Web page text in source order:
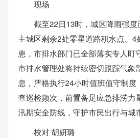
现场
截至22日13时，城区降雨强
主城区剩余2处零星道路积水点、
患，市排水部门已全部落实专人盯
市排水管理处将持续密切跟踪气象
息，严格执行24小时值班值守制度
查巡检频次，前置备足应急排涝力
汛期安全防线，守护市民出行与城
校对 胡妍璐